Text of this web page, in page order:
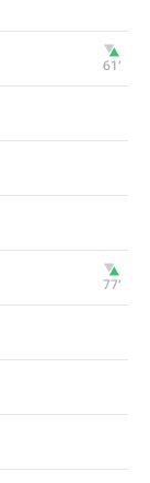
61‎’‎
77‎’‎